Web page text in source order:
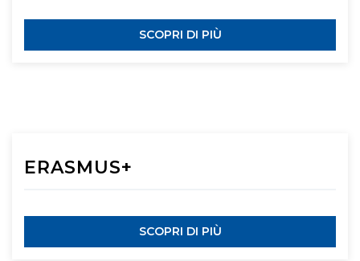
SCOPRI DI PIÙ
ERASMUS+
SCOPRI DI PIÙ